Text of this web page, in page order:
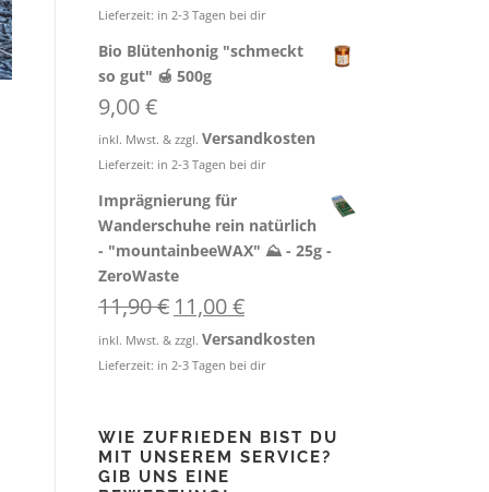
Lieferzeit: in 2-3 Tagen bei dir
Bio Blütenhonig "schmeckt
so gut" 🍯 500g
9,00€
inkl. Mwst. & zzgl. Versandkosten
Lieferzeit: in 2-3 Tagen bei dir
Imprägnierung für
Wanderschuhe rein natürlich
- "mountainbeeWAX" ⛰️ - 25g -
ZeroWaste
11,90€ U
s
p
n
g
11,00€A
t
u
l
inkl. Mwst. & zzgl. Versandkosten
Lieferzeit: in 2-3 Tagen bei dir
WIE ZUFRIEDEN BIST DU
MIT UNSEREM SERVICE?
GIB UNS EINE